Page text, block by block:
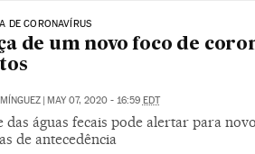
DE CORONAVÍRUS
de um novo foco de
| MAY 07, 2020 - 16:59 EDT
das águas fecais pode alertar para
de antecedência